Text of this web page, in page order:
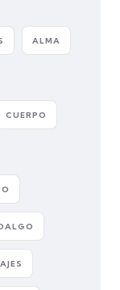
ALMA
CUERPO